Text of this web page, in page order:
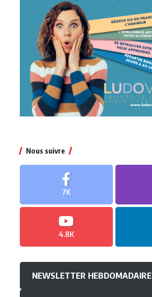
Nous suivre
7K
4.8K
NEWSLETTER HEBDOMADAIRE